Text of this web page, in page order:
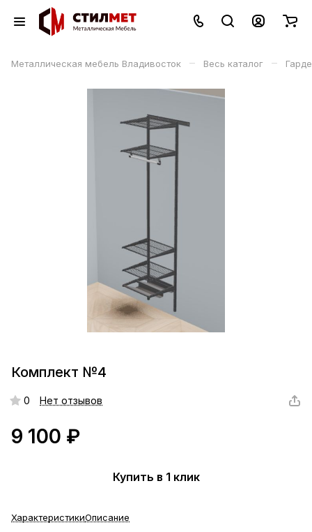
Металлическая мебель Владивосток – Весь каталог –
Комплект №4
0 Нет отзывов
9 100 ₽
Купить в 1 клик
ХарактеристикиОписание